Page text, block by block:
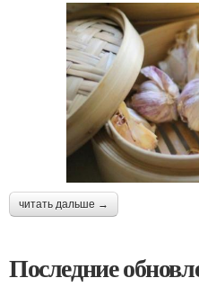
читать дальше →
Последние